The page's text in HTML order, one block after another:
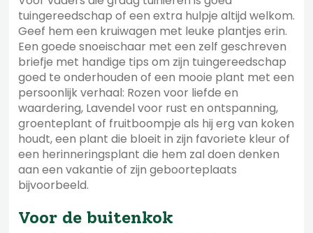
tuingereedschap of een extra hulpje altijd welkom.
Geef hem een kruiwagen met leuke plantjes erin.
Een goede snoeischaar met een zelf geschreven
briefje met handige tips om zijn tuingereedschap
goed te onderhouden of een mooie plant met een
persoonlijk verhaal: Rozen voor liefde en
waardering, Lavendel voor rust en ontspanning,
groenteplant of fruitboompje als hij erg van koken
houdt, een plant die bloeit in zijn favoriete kleur of
een herinneringsplant die hem zal doen denken
aan een vakantie of zijn geboorteplaats
bijvoorbeeld.
Voor de buitenkok